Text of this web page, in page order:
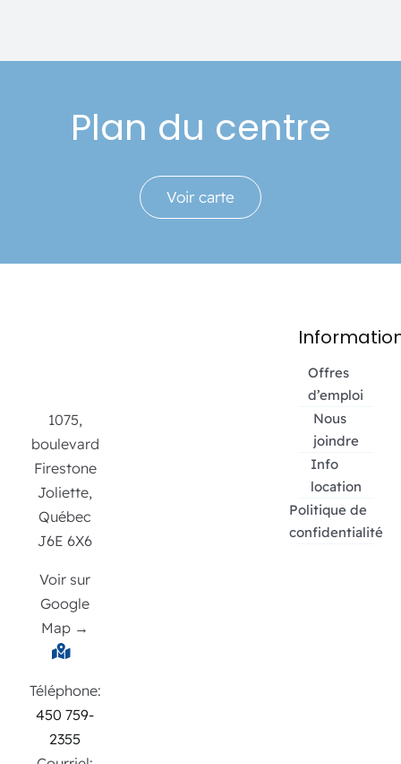
Plan du centre
Voir carte
1075,
boulevard
Firestone
Joliette,
Québec
J6E 6X6
Voir sur
Google
Map →
Téléphone:
450 759-
2355
Offres
d’emploi
Nous
joindre
Info
location
Politique de
confidentialité